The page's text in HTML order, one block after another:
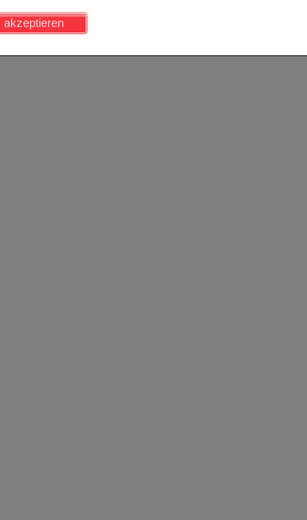
noch ansprechender zu gestalten,
oder unsere Seite an bevorzugte Verhaltensweisen (z.B.
Sie optimieren können, den Inhalt auf unserer Website aber
Sie zu gestalten. Bitte beachten Sie, dass Daten hierfür
übertragen werden.
akzeptieren